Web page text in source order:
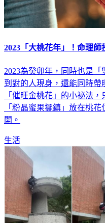
2023「大桃花年」！命理
2023為癸卯年，同時也是
到對的人現身，還能同時
「催旺金桃花」的小祕法
「粉晶蜜果擺鎮」放在桃
開。
生活